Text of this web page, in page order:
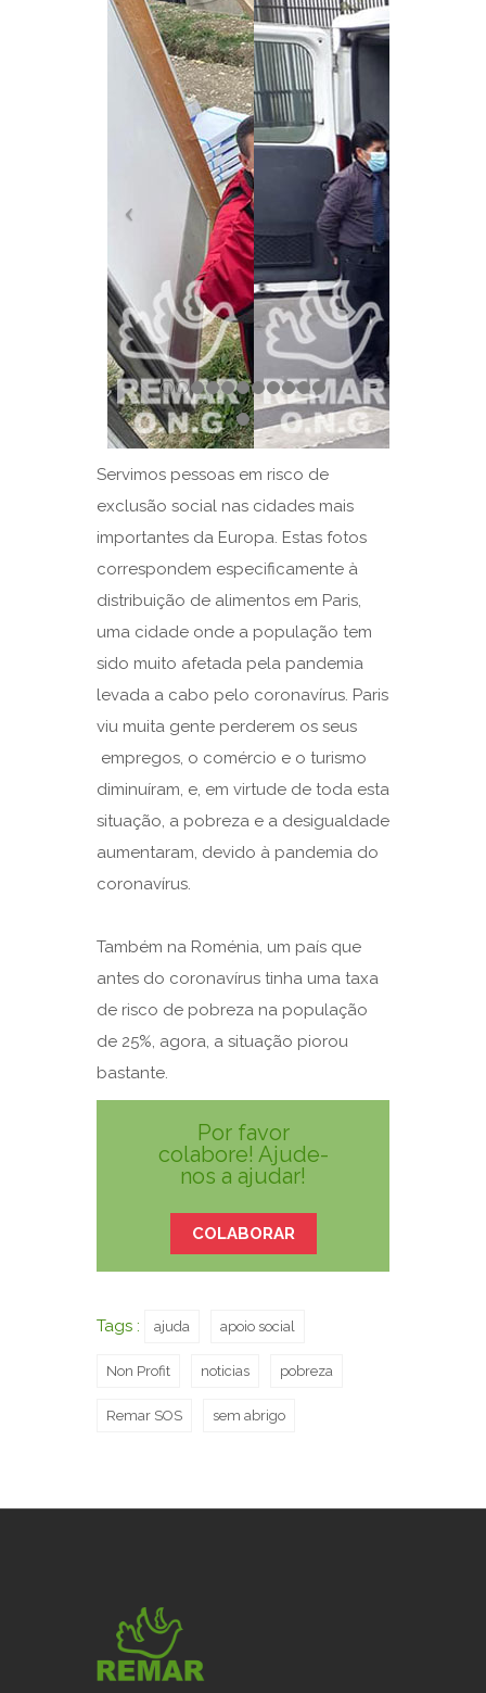
Servimos pessoas em risco de
exclusão social nas cidades mais
importantes da Europa. Estas fotos
correspondem especificamente à
distribuição de alimentos em Paris,
uma cidade onde a população tem
sido muito afetada pela pandemia
levada a cabo pelo coronavírus. Paris
viu muita gente perderem os seus
empregos, o comércio e o turismo
diminuíram, e, em virtude de toda esta
situação, a pobreza e a desigualdade
aumentaram, devido à pandemia do
coronavírus.
Também na Roménia, um país que
antes do coronavírus tinha uma taxa
de risco de pobreza na população
de 25%, agora, a situação piorou
bastante.
Por favor
colabore! Ajude-
nos a ajudar!
COLABORAR
Tags : ajuda apoio social
Non Profit noticias pobreza
Remar SOS sem abrigo